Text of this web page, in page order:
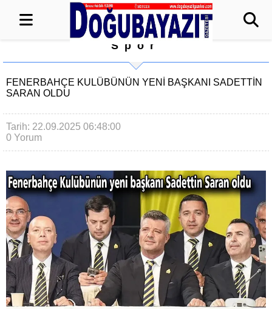
Spor
FENERBAHÇE KULÜBÜNÜN YENI BAŞKANI SADETTIN
SARAN OLDU
Tarih: 22.09.2025 06:48:00
0 Yorum